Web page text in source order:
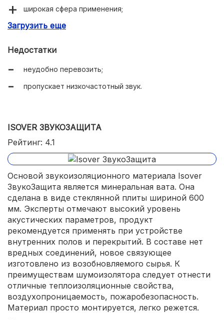
широкая сфера применения;
простота монтажа.
Загрузить еще
Недостатки
неудобно перевозить;
пропускает низкочастотный звук.
ISOVER ЗВУКОЗАЩИТА
Рейтинг: 4.1
Основой звукоизоляционного материала Isover
ЗвукоЗащита является минеральная вата. Она
сделана в виде стеклянной плиты шириной 600
мм. Эксперты отмечают высокий уровень
акустических параметров, продукт
рекомендуется применять при устройстве
внутренних полов и перекрытий. В составе нет
вредных соединений, новое связующее
изготовлено из возобновляемого сырья. К
преимуществам шумоизолятора следует отнести
отличные теплоизоляционные свойства,
воздухопроницаемость, пожаробезопасность.
Материал просто монтируется, легко режется.